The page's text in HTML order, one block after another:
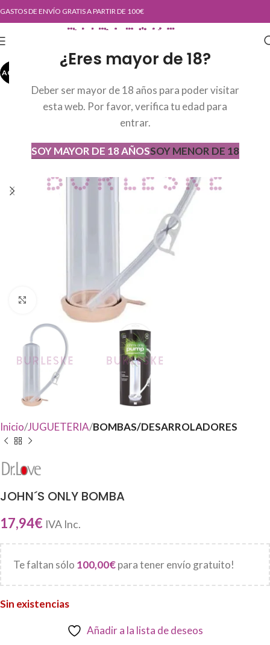
¿Eres mayor de 18?
Deber ser mayor de 18 años para poder visitar
esta web. Por favor, verifica tu edad para
entrar.
SOY MAYOR DE 18 AÑOSSOY MENOR DE 18
GASTOS DE ENVÍO GRATIS A PARTIR DE 100€
AGOT
Haga Click para agrandar
AGOTADO
Inicio JUGUETERIA BOMBAS/DESARROLADORES
JOHN´S ONLY BOMBA
17,94€ IVA Inc.
Te faltan sólo 100,00€para tener envío gratuito!
Sin existencias
Añadir a la lista de deseos